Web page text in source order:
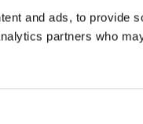
and ads, to provide
partners who